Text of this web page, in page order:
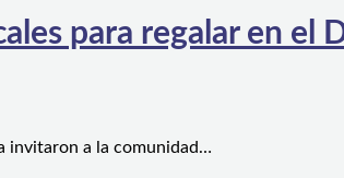
para regalar en el
invitaron a la comunidad…